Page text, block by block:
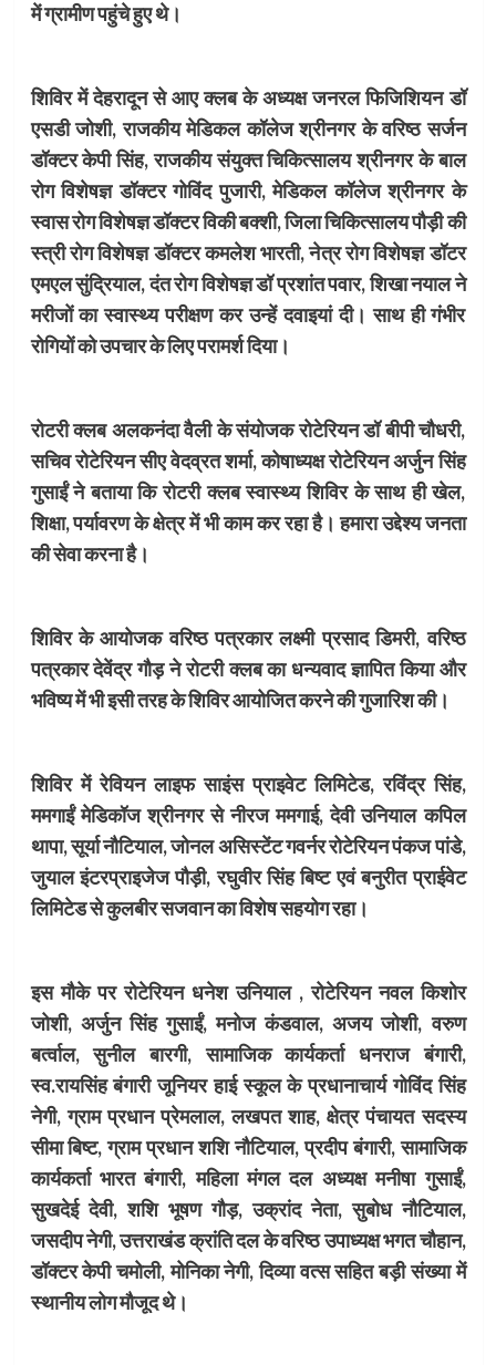
में ग्रामीण पहुंचे हुए थे।
शिविर में देहरादून से आए क्लब के अध्यक्ष जनरल फिजिशियन डॉ
एसडी जोशी, राजकीय मेडिकल कॉलेज श्रीनगर के वरिष्ठ सर्जन
डॉक्टर केपी सिंह, राजकीय संयुक्त चिकित्सालय श्रीनगर के बाल
रोग विशेषज्ञ डॉक्टर गोविंद पुजारी, मेडिकल कॉलेज श्रीनगर के
स्वास रोग विशेषज्ञ डॉक्टर विकी बक्शी, जिला चिकित्सालय पौड़ी की
स्त्री रोग विशेषज्ञ डॉक्टर कमलेश भारती, नेत्र रोग विशेषज्ञ डॉटर
एमएल सुंद्रियाल, दंत रोग विशेषज्ञ डॉ प्रशांत पवार, शिखा नयाल ने
मरीजों का स्वास्थ्य परीक्षण कर उन्हें दवाइयां दी। साथ ही गंभीर
रोगियों को उपचार के लिए परामर्श दिया।
रोटरी क्लब अलकनंदा वैली के संयोजक रोटेरियन डॉ बीपी चौधरी,
सचिव रोटेरियन सीए वेदव्रत शर्मा, कोषाध्यक्ष रोटेरियन अर्जुन सिंह
गुसाईं ने बताया कि रोटरी क्लब स्वास्थ्य शिविर के साथ ही खेल,
शिक्षा, पर्यावरण के क्षेत्र में भी काम कर रहा है। हमारा उद्देश्य जनता
की सेवा करना है।
शिविर के आयोजक वरिष्ठ पत्रकार लक्ष्मी प्रसाद डिमरी, वरिष्ठ
पत्रकार देवेंद्र गौड़ ने रोटरी क्लब का धन्यवाद ज्ञापित किया और
भविष्य में भी इसी तरह के शिविर आयोजित करने की गुजारिश की।
शिविर में रेवियन लाइफ साइंस प्राइवेट लिमिटेड, रविंद्र सिंह,
ममगाईं मेडिकॉज श्रीनगर से नीरज ममगाई, देवी उनियाल कपिल
थापा, सूर्या नौटियाल, जोनल असिस्टेंट गवर्नर रोटेरियन पंकज पांडे,
जुयाल इंटरप्राइजेज पौड़ी, रघुवीर सिंह बिष्ट एवं बनुरीत प्राईवेट
लिमिटेड से कुलबीर सजवान का विशेष सहयोग रहा।
इस मौके पर रोटेरियन धनेश उनियाल , रोटेरियन नवल किशोर
जोशी, अर्जुन सिंह गुसाईं, मनोज कंडवाल, अजय जोशी, वरुण
बर्त्वाल, सुनील बारगी, सामाजिक कार्यकर्ता धनराज बंगारी,
स्व.रायसिंह बंगारी जूनियर हाई स्कूल के प्रधानाचार्य गोविंद सिंह
नेगी, ग्राम प्रधान प्रेमलाल, लखपत शाह, क्षेत्र पंचायत सदस्य
सीमा बिष्ट, ग्राम प्रधान शशि नौटियाल, प्रदीप बंगारी, सामाजिक
कार्यकर्ता भारत बंगारी, महिला मंगल दल अध्यक्ष मनीषा गुसाईं,
सुखदेई देवी, शशि भूषण गौड़, उक्रांद नेता, सुबोध नौटियाल,
जसदीप नेगी, उत्तराखंड क्रांति दल के वरिष्ठ उपाध्यक्ष भगत चौहान,
डॉक्टर केपी चमोली, मोनिका नेगी, दिव्या वत्स सहित बड़ी संख्या में
स्थानीय लोग मौजूद थे।